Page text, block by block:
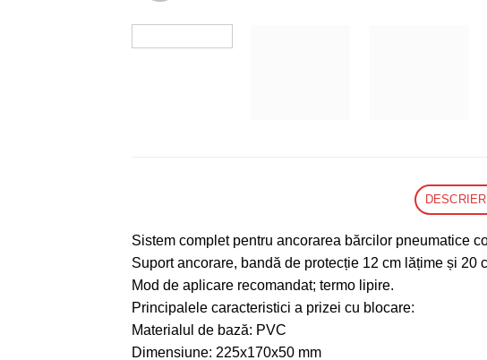
Sistem complet pentru ancorarea bărcilor pneumatice
Suport ancorare, bandă de protecție 12 cm lățime și
Mod de aplicare recomandat; termo lipire.
Principalele caracteristici a prizei cu blocare:
Materialul de bază: PVC
Dimensiune: 225x170x50 mm